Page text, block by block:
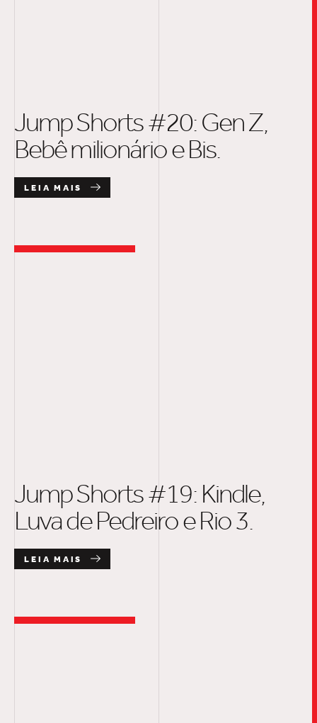
Jump Shorts #20: Gen Z,
Bebê milionário e Bis.
LEIA MAIS
Jump Shorts #19: Kindle,
Luva de Pedreiro e Rio 3.
LEIA MAIS